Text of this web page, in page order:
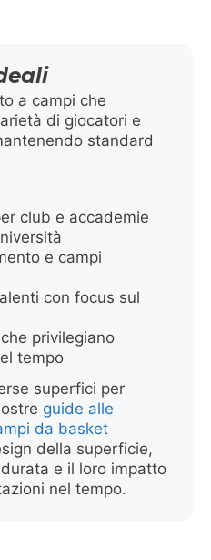
a campi che
di giocatori e
standard
club e accademie
e campi
con focus sul
privilegiano
tempo
superfici per
guide alle
da basket
della superficie,
e il loro impatto
nel tempo.